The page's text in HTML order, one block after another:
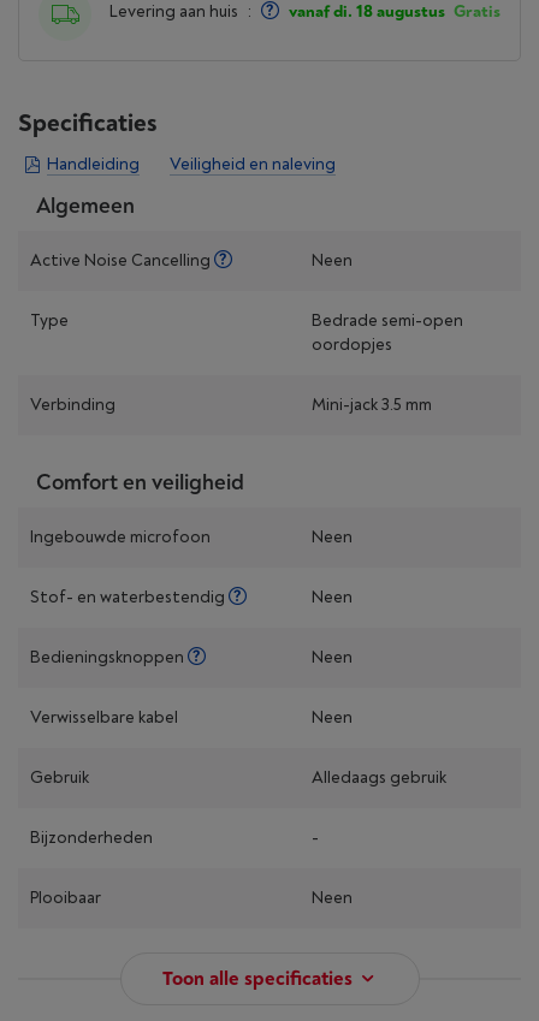
Levering aan huis : vanaf di. 18 augustus Gratis
Specificaties
Handleiding Veiligheid en naleving
Algemeen
Active Noise Cancelling Neen
Type
Bedrade semi-open
oordopjes
Verbinding Mini-jack 3.5 mm
Comfort en veiligheid
Ingebouwde microfoon Neen
Stof- en waterbestendig Neen
Bedieningsknoppen Neen
Verwisselbare kabel Neen
Gebruik Alledaags gebruik
Bijzonderheden -
Plooibaar Neen
Toon alle specificaties